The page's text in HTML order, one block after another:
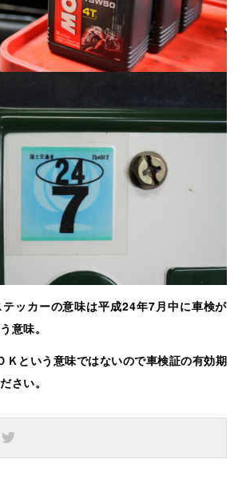
ッカーの意味は平成24年7月中に車検が
意味。
Ｋという意味ではないので車検証の有効期
さい。